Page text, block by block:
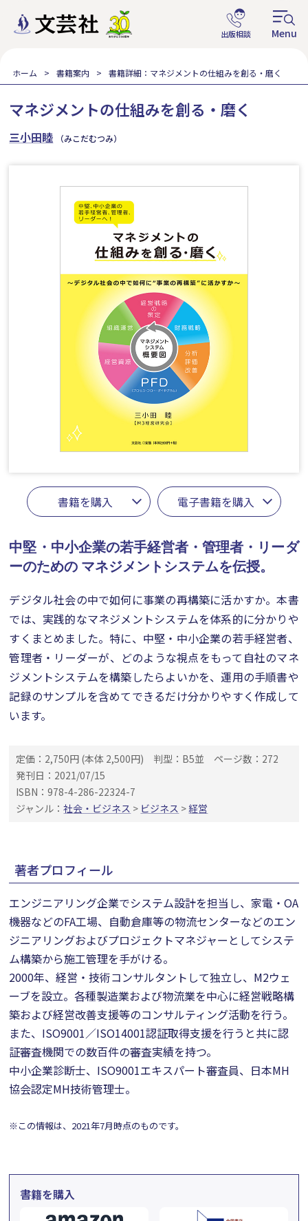
ホーム 書籍案内 書籍詳細：マネジメントの仕組みを創る・磨く
マネジメントの仕組みを創る・磨く
三小田睦 （みこだむつみ）
書籍を購入 電子書籍を購入
中堅・中小企業の若手経営者・管理者・リーダ
ーのための マネジメントシステムを伝授。
デジタル社会の中で如何に事業の再構築に活かすか。本書
では、実践的なマネジメントシステムを体系的に分かりや
すくまとめました。特に、中堅・中小企業の若手経営者、
管理者・リーダーが、どのような視点をもって自社のマネ
ジメントシステムを構築したらよいかを、運用の手順書や
記録のサンプルを含めてできるだけ分かりやすく作成して
います。
定価：2,750円 (本体 2,500円) 判型：B5並
ページ数：272
発刊日：2021/07/15
ISBN：978-4-286-22324-7
ジャンル：社会・ビジネス > ビジネス >経営
著者プロフィール
エンジニアリング企業でシステム設計を担当し、家電・OA
機器などのFA工場、自動倉庫等の物流センターなどのエン
ジニアリングおよびプロジェクトマネジャーとしてシステ
ム構築から施工管理を手がける。
2000年、経営・技術コンサルタントして独立し、M2ウェ
ーブを設立。各種製造業および物流業を中心に経営戦略構
築および経営改善支援等のコンサルティング活動を行う。
また、ISO9001／ISO14001認証取得支援を行うと共に認
証審査機関での数百件の審査実績を持つ。
中小企業診断士、ISO9001エキスパート審査員、日本MH
協会認定MH技術管理士。
※この情報は、2021年7月時点のものです。
書籍を購入